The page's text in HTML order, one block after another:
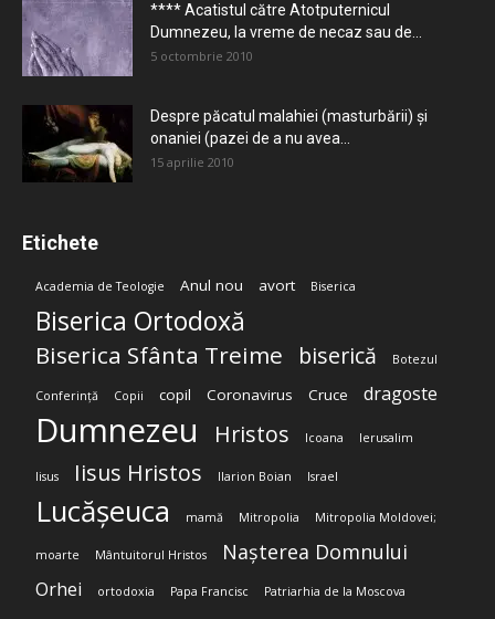
**** Acatistul către Atotputernicul
Dumnezeu, la vreme de necaz sau de...
5 octombrie 2010
Despre păcatul malahiei (masturbării) şi
onaniei (pazei de a nu avea...
15 aprilie 2010
Etichete
Academia de Teologie Anul nou avort Biserica
Biserica Ortodoxă
Biserica Sfânta Treime biserică Botezul
Conferință Copii copil Coronavirus Cruce dragoste
Dumnezeu Hristos Icoana Ierusalim
Iisus Iisus Hristos Ilarion Boian Israel
Lucășeuca mamă Mitropolia Mitropolia Moldovei;
moarte Mântuitorul Hristos Nașterea Domnului
Orhei ortodoxia Papa Francisc Patriarhia de la Moscova